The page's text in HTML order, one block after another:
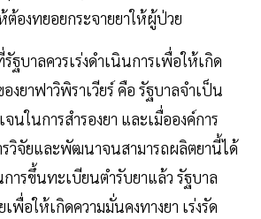
ต้องทยอยกระจายยาให้ผู้ป่วย
บาลควรเร่งดําเนินการเพื่อให้เกิด
งยาฟาวิพิราเวียร์ คือ รัฐบาลจําเป็น
นในการสํารองยา และเมื่อองค์การ
รวิจัยและพัฒนาจนสามารถผลิตยานี้ได้
ารขึ้นทะเบียนตํารับยาแล้ว รัฐบาล
พื่อให้เกิดความมั่นคงทางยา เร่งรัด